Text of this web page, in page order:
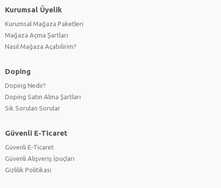
Kurumsal Üyelik
Kurumsal Mağaza Paketleri
Mağaza Açma Şartları
Nasıl Mağaza Açabilirim?
Doping
Doping Nedir?
Doping Satın Alma Şartları
Sık Sorulan Sorular
Güvenli E-Ticaret
Güvenli E-Ticaret
Güvenli Alışveriş İpuçları
Gizlilik Politikası